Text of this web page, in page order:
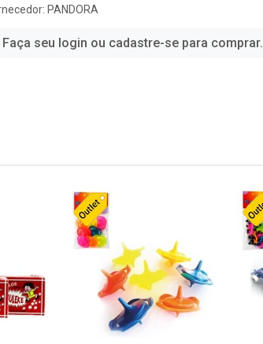
PANDORA
Faça seu login ou cadastre-se para comprar.